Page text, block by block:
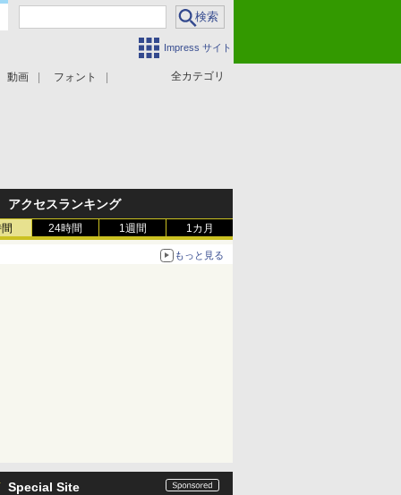
Impress サイト
全カテゴリ
動画 フォント
アクセスランキング
24時間 1週間 1カ月
もっと見る
Special Site